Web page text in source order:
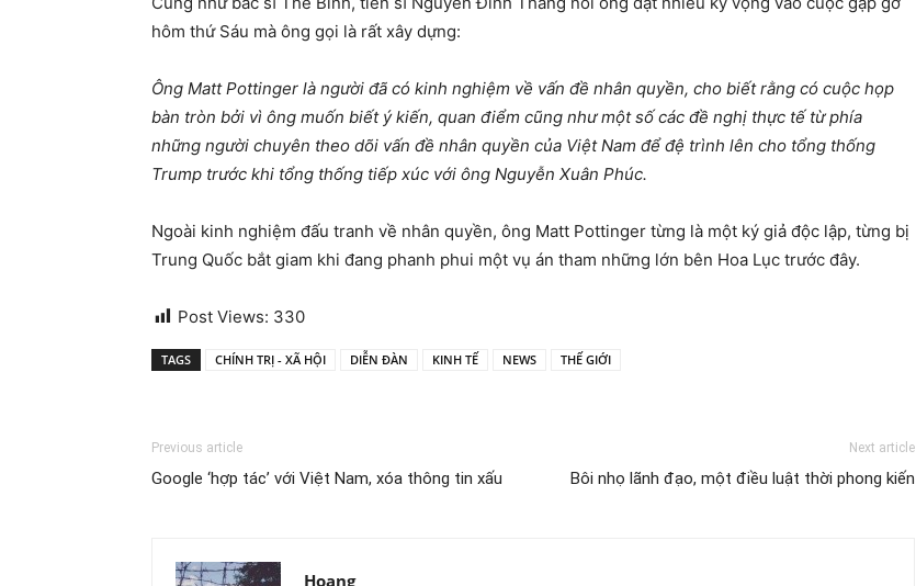
hôm thứ Sáu mà ông gọi là rất xây dựng:
Ông Matt Pottinger là người đã có kinh nghiệm về vấn đề nhân quyền, cho biết rằng có cuộc họp
bàn tròn bởi vì ông muốn biết ý kiến, quan điểm cũng như một số các đề nghị thực tế từ phía
những người chuyên theo dõi vấn đề nhân quyền của Việt Nam để đệ trình lên cho tổng thống
Trump trước khi tổng thống tiếp xúc với ông Nguyễn Xuân Phúc.
Ngoài kinh nghiệm đấu tranh về nhân quyền, ông Matt Pottinger từng là một ký giả độc lập, từng bị
Trung Quốc bắt giam khi đang phanh phui một vụ án tham những lớn bên Hoa Lục trước đây.
Post Views: 330
TAGS CHÍNH TRỊ - XÃ HỘI DIỄN ĐÀN KINH TẾ NEWS THẾ GIỚI
Previous article
Google ‘hợp tác’ với Việt Nam, xóa thông tin xấu
Next article
Bôi nhọ lãnh đạo, một điều luật thời phong kiến
Hoang